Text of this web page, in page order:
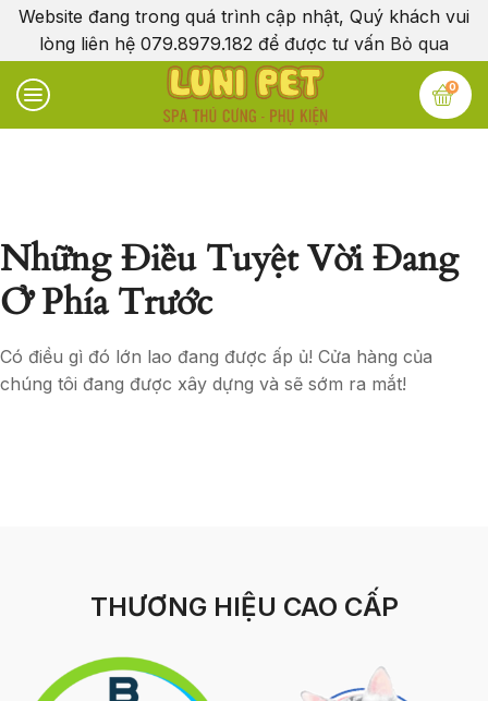
Website đang trong quá trình cập nhật, Quý khách vui
lòng liên hệ 079.8979.182 để được tư vấn Bỏ qua
0
Những Điều Tuyệt Vời Đang
Ở Phía Trước
Có điều gì đó lớn lao đang được ấp ủ! Cửa hàng của
chúng tôi đang được xây dựng và sẽ sớm ra mắt!
THƯƠNG HIỆU CAO CẤP